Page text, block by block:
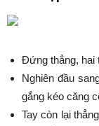
Đứng thẳng, hai
Nghiên đầu
gắng kéo căng
Tay còn lại